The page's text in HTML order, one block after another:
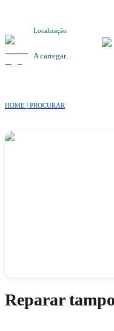
Localização
A carregar...
HOME | PROCURAR
Reparar